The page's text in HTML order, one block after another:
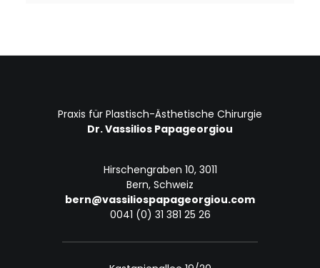
Praxis für Plastisch-Ästhetische Chirurgie
Dr. Vassilios Papageorgiou
Hirschengraben 10, 3011
Bern, Schweiz
bern@vassiliospapageorgiou.com
0041 (0) 31 381 25 26